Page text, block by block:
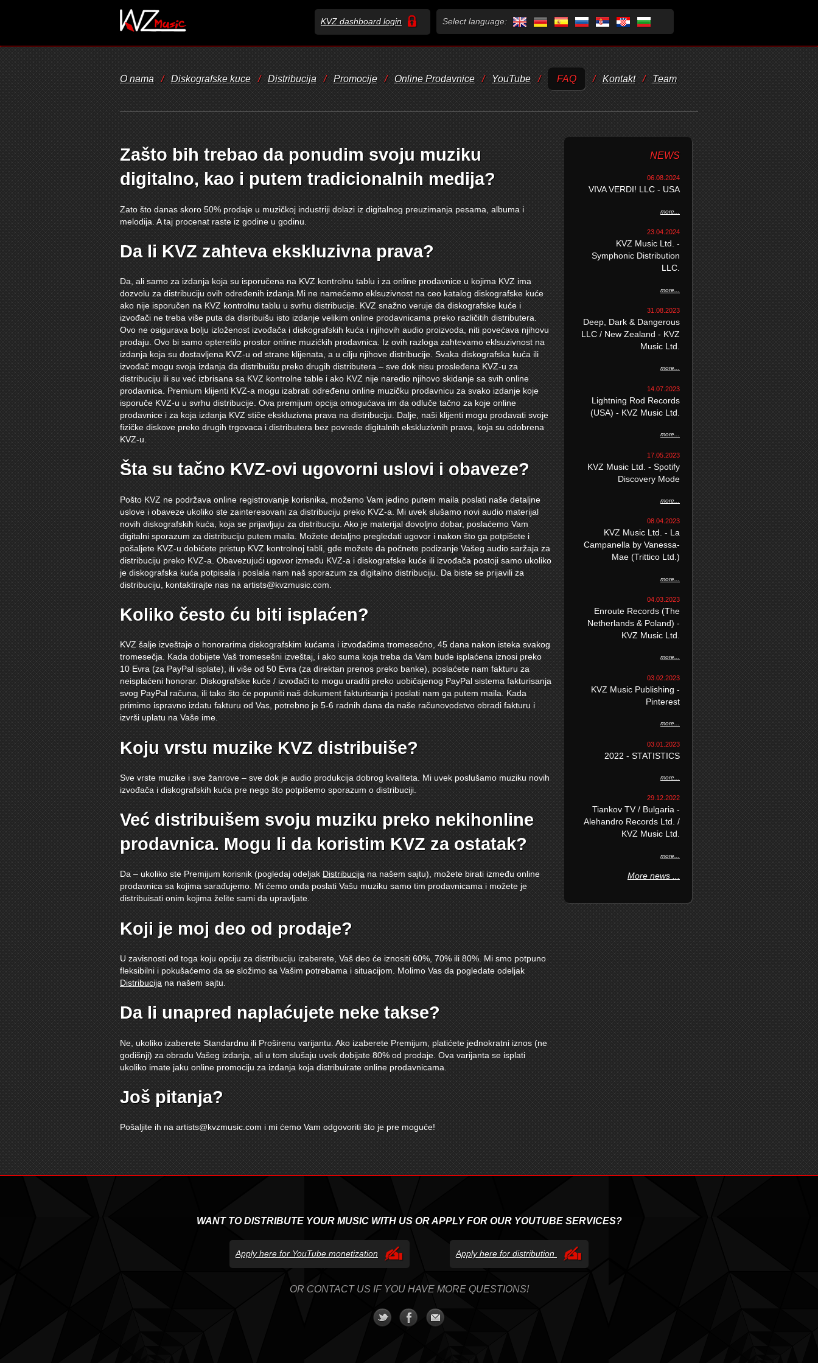
KVZ dashboard login Select language:
O nama / Diskografske kuce / Distribucija / Promocije / Online Prodavnice / YouTube / FAQ / Kontakt / Team
Zašto bih trebao da ponudim svoju muziku
digitalno, kao i putem tradicionalnih medija?
Zato što danas skoro 50% prodaje u muzičkoj industriji dolazi iz digitalnog preuzimanja pesama, albuma i
melodija. A taj procenat raste iz godine u godinu.
Da li KVZ zahteva ekskluzivna prava?
Da, ali samo za izdanja koja su isporučena na KVZ kontrolnu tablu i za online prodavnice u kojima KVZ ima
dozvolu za distribuciju ovih određenih izdanja.Mi ne namećemo eklsuzivnost na ceo katalog diskografske kuće
ako nije isporučen na KVZ kontrolnu tablu u svrhu distribucije. KVZ snažno veruje da diskografske kuće i
izvođači ne treba više puta da disribuišu isto izdanje velikim online prodavnicama preko različitih distributera.
Ovo ne osigurava bolju izloženost izvođača i diskografskih kuća i njihovih audio proizvoda, niti povećava njihovu
prodaju. Ovo bi samo opteretilo prostor online muzićkih prodavnica. Iz ovih razloga zahtevamo eklsuzivnost na
izdanja koja su dostavljena KVZ-u od strane klijenata, a u cilju njihove distribucije. Svaka diskografska kuća ili
izvođač mogu svoja izdanja da distribuišu preko drugih distributera – sve dok nisu prosleđena KVZ-u za
distribuciju ili su već izbrisana sa KVZ kontrolne table i ako KVZ nije naredio njihovo skidanje sa svih online
prodavnica. Premium klijenti KVZ-a mogu izabrati određenu online muzičku prodavnicu za svako izdanje koje
isporuče KVZ-u u svrhu distribucije. Ova premijum opcija omogućava im da odluče tačno za koje online
prodavnice i za koja izdanja KVZ stiče ekskluzivna prava na distribuciju. Dalje, naši klijenti mogu prodavati svoje
fizičke diskove preko drugih trgovaca i distributera bez povrede digitalnih ekskluzivnih prava, koja su odobrena
KVZ-u.
Šta su tačno KVZ-ovi ugovorni uslovi i obaveze?
Pošto KVZ ne podržava online registrovanje korisnika, možemo Vam jedino putem maila poslati naše detaljne
uslove i obaveze ukoliko ste zainteresovani za distribuciju preko KVZ-a. Mi uvek slušamo novi audio materijal
novih diskografskih kuća, koja se prijavljuju za distribuciju. Ako je materijal dovoljno dobar, poslaćemo Vam
digitalni sporazum za distribuciju putem maila. Možete detaljno pregledati ugovor i nakon što ga potpišete i
pošaljete KVZ-u dobićete pristup KVZ kontrolnoj tabli, gde možete da počnete podizanje Vašeg audio saržaja za
distribuciju preko KVZ-a. Obavezujući ugovor između KVZ-a i diskografske kuće ili izvođača postoji samo ukoliko
je diskografska kuća potpisala i poslala nam naš sporazum za digitalno distribuciju. Da biste se prijavili za
distribuciju, kontaktirajte nas na artists@kvzmusic.com
Koliko često ću biti isplaćen?
KVZ šalje izveštaje o honorarima diskografskim kućama i izvođačima tromesečno, 45 dana nakon isteka svakog
tromesečja. Kada dobijete Vaš tromesešni izveštaj, i ako suma koja treba da Vam bude isplaćena iznosi preko
10 Evra (za PayPal isplate), ili više od 50 Evra (za direktan prenos preko banke), poslaćete nam fakturu za
neisplaćeni honorar. Diskografske kuće / izvođači to mogu uraditi preko uobičajenog PayPal sistema fakturisanja
svog PayPal računa, ili tako što će popuniti naš dokument fakturisanja i poslati nam ga putem maila. Kada
primimo ispravno izdatu fakturu od Vas, potrebno je 5-6 radnih dana da naše računovodstvo obradi fakturu i
izvrši uplatu na Vaše ime.
Koju vrstu muzike KVZ distribuiše?
Sve vrste muzike i sve žanrove – sve dok je audio produkcija dobrog kvaliteta. Mi uvek poslušamo muziku novih
izvođača i diskografskih kuća pre nego što potpišemo sporazum o distribuciji.
Već distribuišem svoju muziku preko nekihonline
prodavnica. Mogu li da koristim KVZ za ostatak?
Da – ukoliko ste Premijum korisnik (pogledaj odeljak Distribucija na našem sajtu), možete birati između online
prodavnica sa kojima sarađujemo. Mi ćemo onda poslati Vašu muziku samo tim prodavnicama i možete je
distribuisati onim kojima želite sami da upravljate.
Koji je moj deo od prodaje?
U zavisnosti od toga koju opciju za distribuciju izaberete, Vaš deo će iznositi 60%, 70% ili 80%. Mi smo potpuno
fleksibilni i pokušaćemo da se složimo sa Vašim potrebama i situacijom. Molimo Vas da pogledate odeljak
Distribucija na našem sajtu.
Da li unapred naplaćujete neke takse?
Ne, ukoliko izaberete Standardnu ili Proširenu varijantu. Ako izaberete Premijum, platićete jednokratni iznos (ne
godišnji) za obradu Vašeg izdanja, ali u tom slušaju uvek dobijate 80% od prodaje. Ova varijanta se isplati
ukoliko imate jaku online promociju za izdanja koja distribuirate online prodavnicama.
Još pitanja?
Pošaljite ih na artists@kvzmusic.com i mi ćemo Vam odgovoriti što je pre moguće!
NEWS
06.08.2024
VIVA VERDI! LLC - USA
more...
23.04.2024
KVZ Music Ltd. -
Symphonic Distribution
LLC.
more...
31.08.2023
Deep, Dark & Dangerous
LLC / New Zealand - KVZ
Music Ltd.
more...
14.07.2023
Lightning Rod Records
(USA) - KVZ Music Ltd.
more...
17.05.2023
KVZ Music Ltd. - Spotify
Discovery Mode
more...
08.04.2023
KVZ Music Ltd. - La
Campanella by Vanessa-
Mae (Trittico Ltd.)
more...
04.03.2023
Enroute Records (The
Netherlands & Poland) -
KVZ Music Ltd.
more...
03.02.2023
KVZ Music Publishing -
Pinterest
more...
03.01.2023
2022 - STATISTICS
more...
29.12.2022
Tiankov TV / Bulgaria -
Alehandro Records Ltd. /
KVZ Music Ltd.
more...
More news ...
WANT TO DISTRIBUTE YOUR MUSIC WITH US OR APPLY FOR OUR YOUTUBE SERVICES?
Apply here for YouTube monetization Apply here for distribution
OR CONTACT US IF YOU HAVE MORE QUESTIONS!